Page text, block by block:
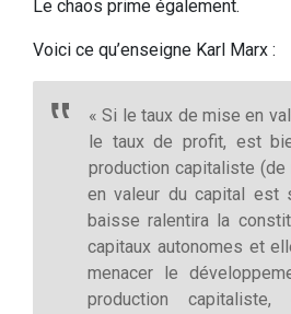
Le chaos prime également.
Voici ce qu’enseigne Karl Marx :
« Si le taux de mise en
le taux de profit, est
production capitaliste
en valeur du capital est
baisse ralentira la
capitaux autonomes et
menacer le
production